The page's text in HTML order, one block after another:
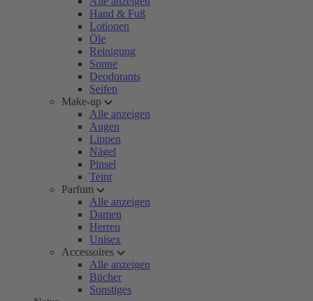
Hand & Fuß
Lotionen
Öle
Reinigung
Sonne
Deodorants
Seifen
Make-up
Alle anzeigen
Augen
Lippen
Nägel
Pinsel
Teint
Parfum
Alle anzeigen
Damen
Herren
Unisex
Accessoires
Alle anzeigen
Bücher
Sonstiges